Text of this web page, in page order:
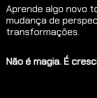
Aprende algo novo
mudança de
transformações.
Não é magia. É